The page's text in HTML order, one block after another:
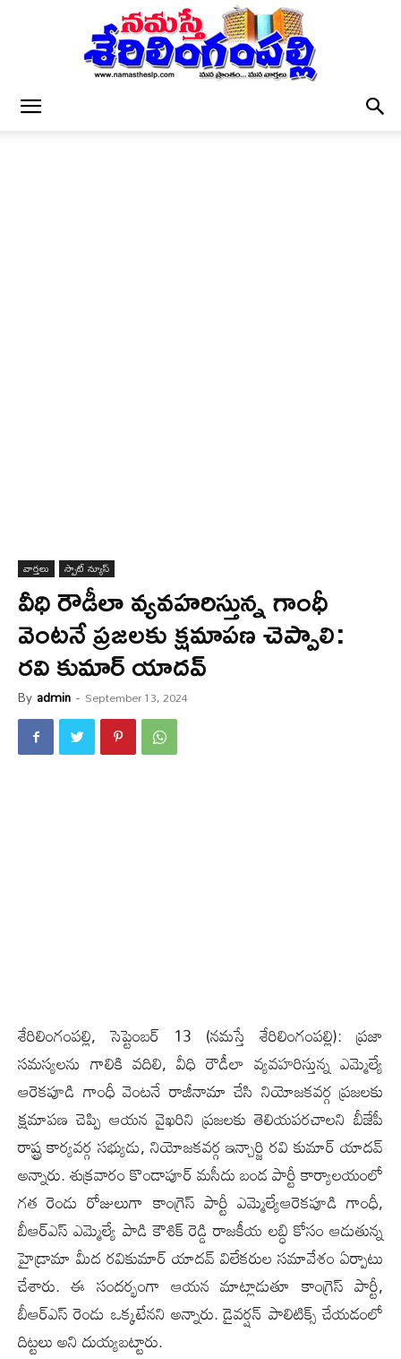
వార్త‌లు స్పాట్ న్యూస్
వీధి రౌడీలా వ్య‌వ‌హ‌రిస్తున్న గాంధీ
వెంట‌నే ప్ర‌జ‌ల‌కు క్ష‌మాప‌ణ చెప్పాలి:
ర‌వి కుమార్ యాద‌వ్
By admin - September 13, 2024
శేరిలింగంప‌ల్లి, సెప్టెంబ‌ర్ 13 (న‌మ‌స్తే శేరిలింగంప‌ల్లి): ప్రజా
సమస్యలను గాలికి వదిలి, వీధి రౌడీలా వ్యవహరిస్తున్న ఎమ్మెల్యే
ఆరెక‌పూడి గాంధీ వెంటనే రాజీనామా చేసి నియోజకవర్గ ప్రజలకు
క్షమాపణ చెప్పి ఆయన వైఖరిని ప్రజలకు తెలియపరచాలని బీజేపీ
రాష్ట్ర కార్యవర్గ సభ్యుడు, నియోజకవర్గ ఇన్చార్జి రవి కుమార్ యాదవ్
అన్నారు. శుక్ర‌వారం కొండాపూర్ మసీదు బండ పార్టీ కార్యాలయంలో
గత రెండు రోజులుగా కాంగ్రెస్ పార్టీ ఎమ్మెల్యేఆరెక‌పూడి గాంధీ,
బీఆర్ఎస్ ఎమ్మెల్యే పాడి కౌశిక్ రెడ్డి రాజకీయ లబ్ధి కోసం ఆడుతున్న
హైడ్రామా మీద రవికుమార్ యాదవ్ విలేకరుల స‌మావేశం ఏర్పాటు
చేశారు. ఈ సంద‌ర్భంగా ఆయ‌న మాట్లాడుతూ కాంగ్రెస్ పార్టీ,
బీఆర్ఎస్ రెండు ఒక్కటేనని అన్నారు. డైవర్షన్ పాలిటిక్స్ చేయడంలో
దిట్టలు అని దుయ్యబట్టారు.